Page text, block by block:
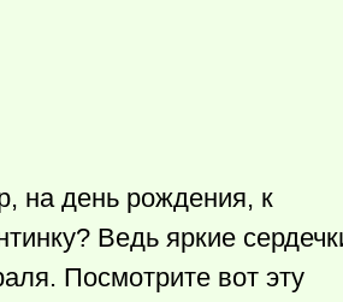
на день рождения, к
Ведь яркие
Посмотрите вот эту